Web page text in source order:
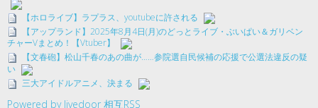
【ホロライブ】ラプラス、youtubeに許される
【アップランド】2025年8月4日(月)のどっとライブ・ぶいぱい＆ガリベン
チャーVまとめ！【Vtuber】
【文春砲】松山千春のあの曲が……参院選自民候補の応援で公選法違反の疑
い
三大アイドルアニメ、決まる
Powered by livedoor 相互RSS